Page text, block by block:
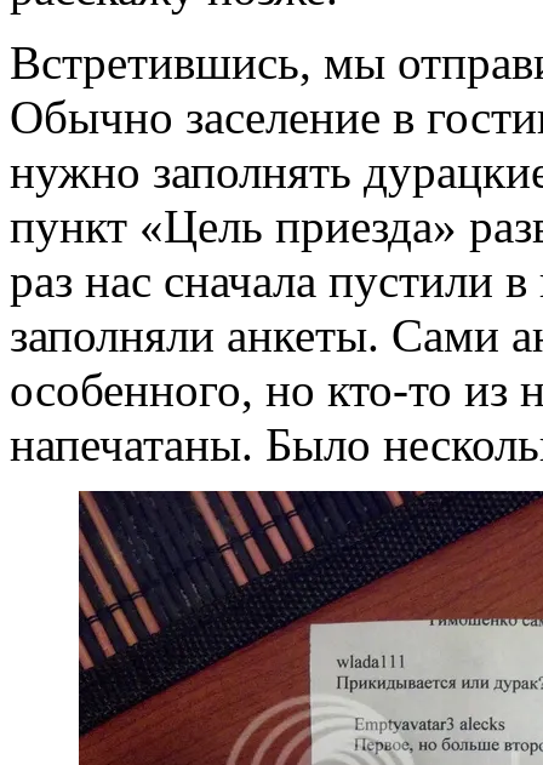
Встретившись, мы
Обычно заселение в
нужно заполнять
пункт «Цель приезда»
раз нас сначала пустили
заполняли анкеты. Сами
особенного, но кто-то из
напечатаны. Было